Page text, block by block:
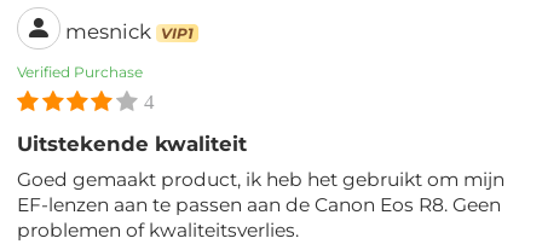
mesnick VIP1
Verified Purchase
4
Uitstekende kwaliteit
Goed gemaakt product, ik heb het gebruikt om mijn
EF-lenzen aan te passen aan de Canon Eos R8. Geen
problemen of kwaliteitsverlies.